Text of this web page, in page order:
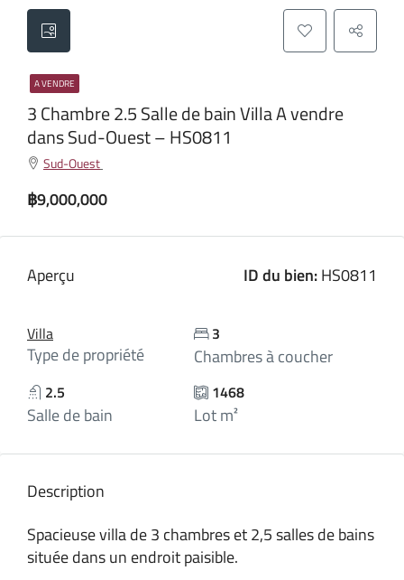
A VENDRE
3 Chambre 2.5 Salle de bain Villa A vendre
dans Sud-Ouest – HS0811
Sud-Ouest
฿9,000,000
Aperçu ID du bien:HS0811
Villa
Type de propriété
3
Chambres à coucher
2.5
Salle de bain
1468
Lot m²
Description
Spacieuse villa de 3 chambres et 2,5 salles de bains
située dans un endroit paisible.